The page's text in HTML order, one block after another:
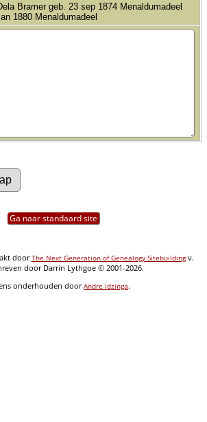
Bramer geb. 23 sep 1874 Menaldumadeel
1880 Menaldumadeel
Ga naar standaard site
doorThe Next Generation of Genealogy Sitebuildingv.
door Darrin Lythgoe © 2001-2026.
onderhouden doorAndre Idzinga.